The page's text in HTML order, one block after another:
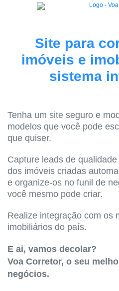
Site para
imóveis e
sistema
Tenha um site seguro e
modelos que você pode
que quiser.
Capture leads de
dos imóveis criadas
e organize-os no funil de
você mesmo pode criar.
Realize integração com os
imobiliários do país.
E ai, vamos decolar?
Voa Corretor, o seu
negócios.